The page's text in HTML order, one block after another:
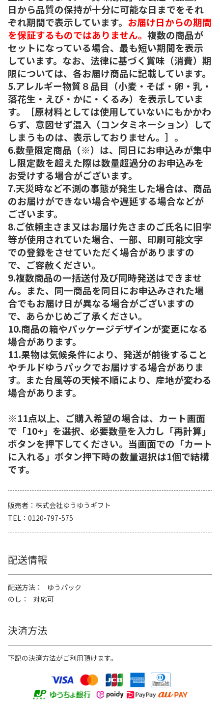
日から品質の保持が十分に可能な日までをそれ
ぞれ期間で表示しています。 お届け日からの期間
を保証するものではありません。 複数の商品が
セットになっている場合、最も短い期間を表示
しています。なお、法律に基づく賞味（消費）期
限については、各お届け商品に記載しています。
5.アレルギー物質８品目（小麦・そば・卵・乳・
落花生・えび・かに・くるみ）を表示していま
す。［原材料としては使用していないにもかかわ
らず、意図せず混入（コンタミネーション）して
しまうものは、表示しておりません。］。
6.数量限定商品（※）は、同日にお申込みが集中
し限定数を超えた際は数量超過分のお申込みを
お受けする場合がございます。
7.天災時など不測の事態が発生した場合は、商品
のお届けができない場合や遅延する場合などが
ございます。
8.ご依頼主さま又はお届け先さまのご氏名に旧字
等が使用されていた場合、一部、印刷可能文字
での登録をさせていただく場合がありますの
で、ご容赦ください。
9.複数商品の一括送付及び同時発送はできませ
ん。また、同一商品を同日にお申込みされた場
合でもお届け日が異なる場合がございますの
で、あらかじめご了承ください。
10.商品の箱やパッケージデザインが変更になる
場合があります。
11.果物は気候条件により、発送が前後すること
やチルドゆうパックでお届けする場合がありま
す。また台風等の天候不順により、産地が変わる
場合があります。
※11点以上、ご購入希望の場合は、カート画面
で「10+」を選択、必要数量を入力し「再計算」
ボタンを押下してください。当画面での「カート
に入れる」ボタン押下時の数量選択は1個で結構
です。
販売者
株式会社ゆうゆうギフト
TEL
0120-797-575
配送情報
配送方法
ゆうパック
のし
対応可
決済方法
下記の決済方法がご利用頂けます。